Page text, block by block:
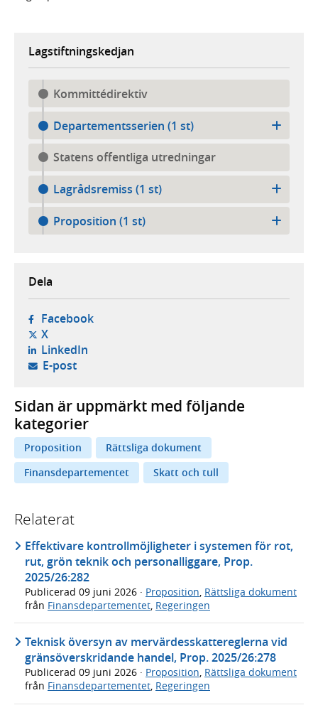
Lagstiftningskedjan
Kommittédirektiv
Departementsserien (1 st)
Statens offentliga utredningar
Lagrådsremiss (1 st)
Proposition (1 st)
Dela
Facebook- öppnas i ny flik, extern webbplats,
X- öppnas i ny flik, extern webbplats,
LinkedIn- öppnas i ny flik, extern webbplats,
E-post- öppnar din e-postklient,
Sidan är uppmärkt med följande
kategorier
Proposition
Rättsliga dokument
Finansdepartementet
Skatt och tull
Relaterat
Effektivare kontrollmöjligheter i systemen för rot,
rut, grön teknik och personalliggare, Prop.
2025/26:282
Publicerad 09 juni 2026 · Proposition Rättsliga dokument
från Finansdepartementet Regeringen
Teknisk översyn av mervärdesskattereglerna vid
gränsöverskridande handel, Prop. 2025/26:278
Publicerad 09 juni 2026 · Proposition, Rättsliga dokument
från Finansdepartementet, Regeringen